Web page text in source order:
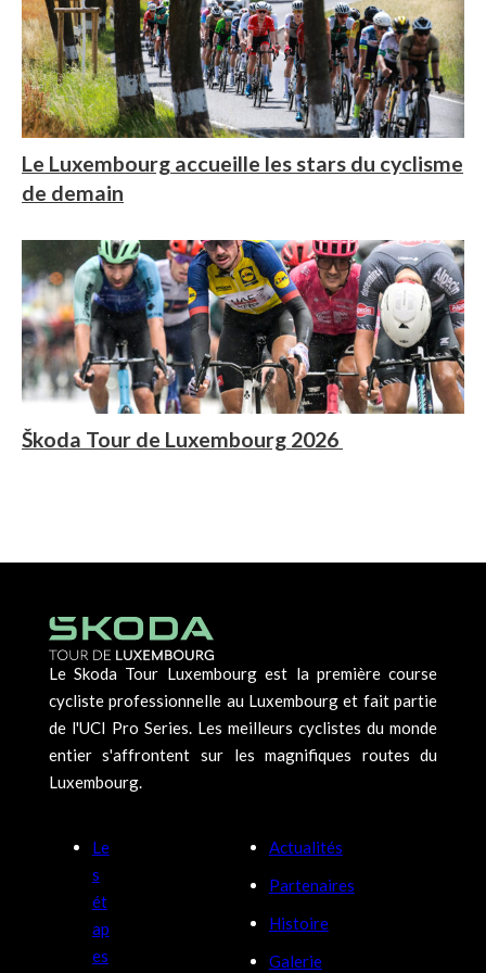
Le Luxembourg accueille les stars du cyclisme
de demain
Škoda Tour de Luxembourg 2026
Le Skoda Tour Luxembourg est la première course
cycliste professionnelle au Luxembourg et fait partie
de l'UCI Pro Series. Les meilleurs cyclistes du monde
entier s'affrontent sur les magnifiques routes du
Luxembourg.
Le
s
ét
ap
es
Actualités
Partenaires
Histoire
Galerie